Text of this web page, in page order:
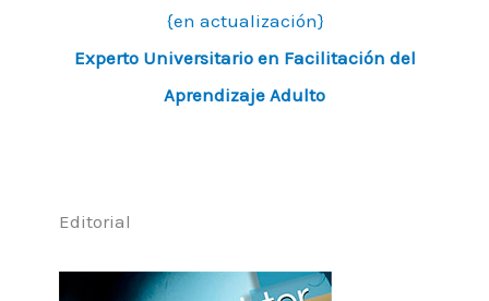
{en actualización}
Experto Universitario en Facilitación del
Aprendizaje Adulto
Editorial